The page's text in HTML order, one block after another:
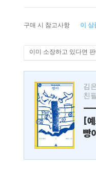
구매 시 참고사항 이 상
이미 소장하고 있다면
김
친
[
빵